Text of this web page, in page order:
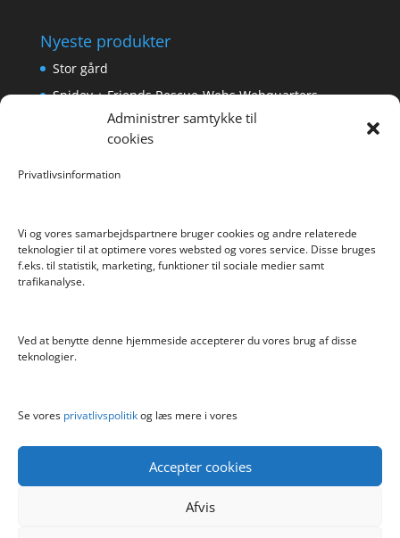
Administrer samtykke til
cookies
Privatlivsinformation
Vi og vores samarbejdspartnere bruger cookies og andre relaterede
teknologier til at optimere vores websted og vores service. Disse bruges
f.eks. til statistik, marketing, funktioner til sociale medier samt
trafikanalyse.
Ved at benytte denne hjemmeside accepterer du vores brug af disse
teknologier.
Se vores privatlivspolitikog læs mere i vores
Accepter cookies
Afvis
Nyeste produkter
Stor gård
Spidey + Friends Rescue-Webs Webquarters
Forlængerkabel til håndkontrol 2×2 m.
Pokemon Skoletaske med 4 Dele
Hyggeligt fehjem med gyldent enhjørning
Info
Kontakt
Privatlivspolitik